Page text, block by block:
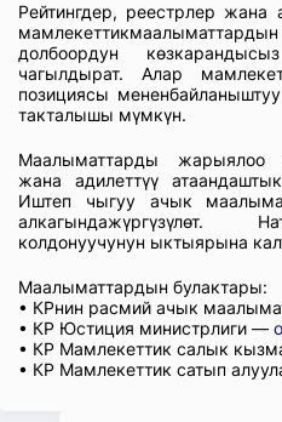
Рейтингдер, реестрлер жана
долбоордун
чагылдырат. Алар
позициясы
такталышы мүмкүн.
Маалыматтарды жарыялоо
жана адилеттүү
Иштеп чыгуу ачык
алкагындажүргүзүлөт.
колдонуучунун ыктыярына
Маалыматтардын булактары:
• КРнин расмий ачык
• КР Юстиция министрлиги —
• КР Мамлекеттик салык
• КР Мамлекеттик сатып